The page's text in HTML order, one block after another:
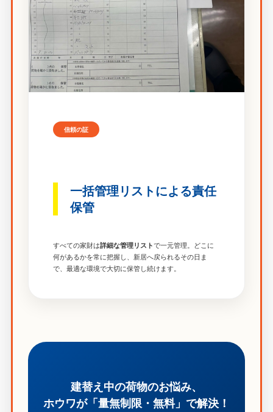
信頼の証
一括管理リストによる責任
保管
すべての家財は詳細な管理リストで一元管理。どこに
何があるかを常に把握し、新居へ戻られるその日ま
で、最適な環境で大切に保管し続けます。
建替え中の荷物のお悩み、
ホウワが「量無制限・無料」で解決！